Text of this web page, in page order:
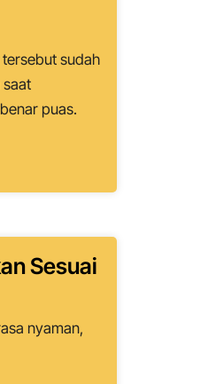
tersebut sudah
saat
puas.
Sesuai
nyaman,